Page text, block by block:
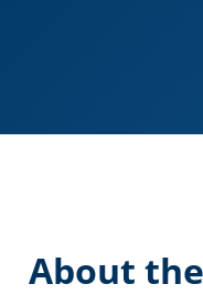
About